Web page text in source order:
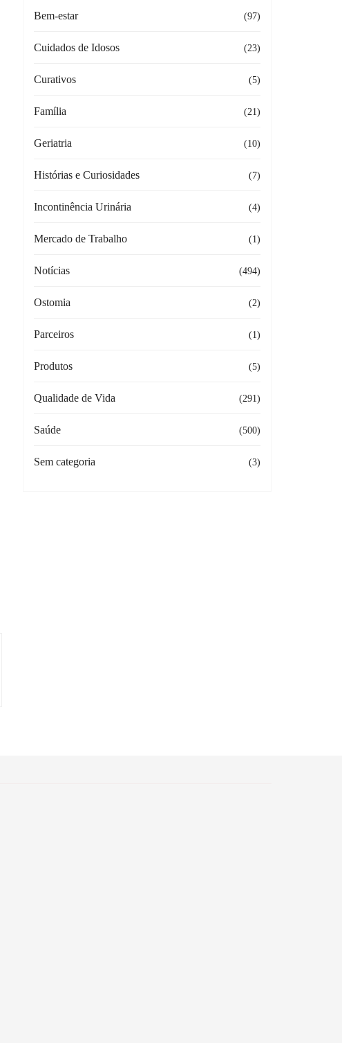
Bem-estar (97)
Cuidados de Idosos (23)
Curativos (5)
Família (21)
Geriatria (10)
Histórias e Curiosidades (7)
Incontinência Urinária (4)
Mercado de Trabalho (1)
Notícias (494)
Ostomia (2)
Parceiros (1)
Produtos (5)
Qualidade de Vida (291)
Saúde (500)
Sem categoria (3)